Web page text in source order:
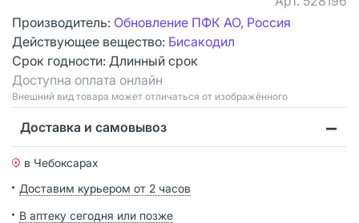
Производитель: Обновление ПФК АО, Россия
Действующее вещество: Бисакодил
Срок годности: Длинный срок
Доступна оплата онлайн
Bнешний вид товара может отличаться от изображённого
Доставка и самовывоз
в Чебоксарах
Доставим курьером от 2 часов
В аптеку сегодня или позже